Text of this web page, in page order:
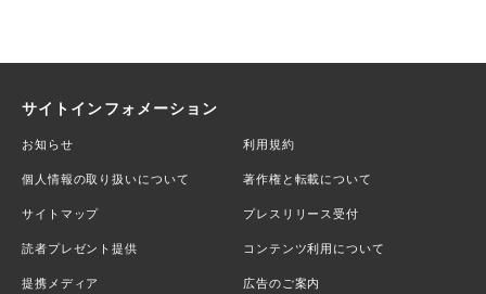
サイトインフォメーション
お知らせ 利用規約
個人情報の取り扱いについて 著作権と転載について
サイトマップ プレスリリース受付
読者プレゼント提供 コンテンツ利用について
提携メディア 広告のご案内